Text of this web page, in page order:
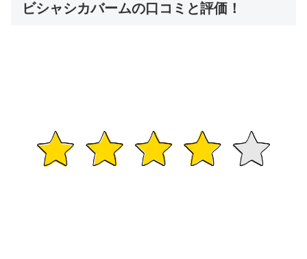
ビシャシカバームの口コミと評価！